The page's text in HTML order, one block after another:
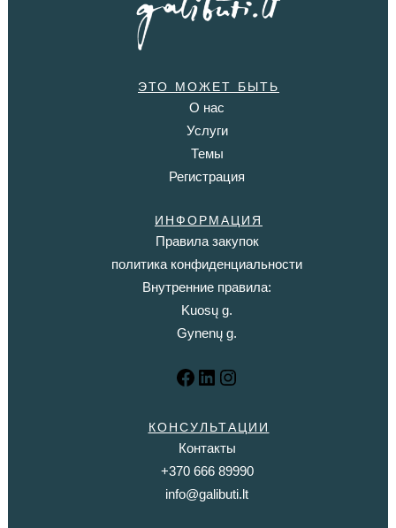
ЭТО МОЖЕТ БЫТЬ
О нас
Услуги
Темы
Регистрация
ИНФОРМАЦИЯ
Правила закупок
политика конфиденциальности
Внутренние правила:
Kuosų g.
Gynenų g.
Facebook
LinkedIn
КОНСУЛЬТАЦИИ
Контакты
+370 666 89990
info@galibuti.lt